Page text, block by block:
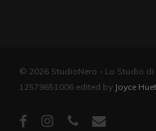
© 2026 StudioNero - Lo Studio di
12579651006 edited by Joyce
facebookinstagramphone email